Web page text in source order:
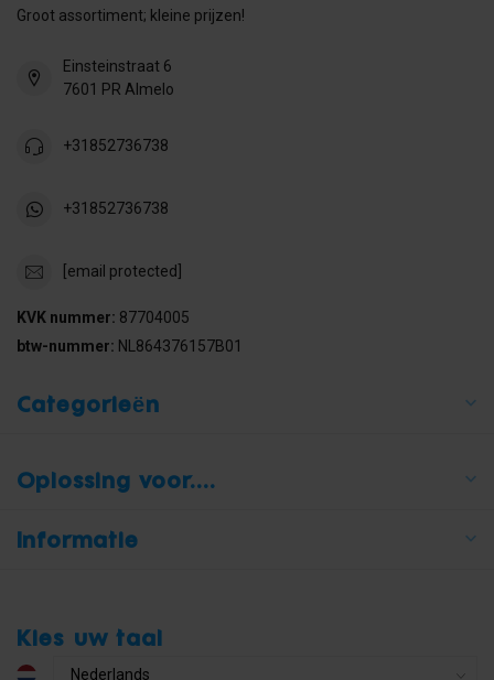
Groot assortiment; kleine prijzen!
Einsteinstraat 6
7601 PR Almelo
+31852736738
+31852736738
[email protected]
KVK nummer: 87704005
btw-nummer: NL864376157B01
Categorieën
Oplossing voor....
Informatie
Kies uw taal